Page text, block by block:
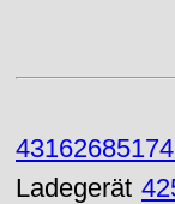
Ladegerät